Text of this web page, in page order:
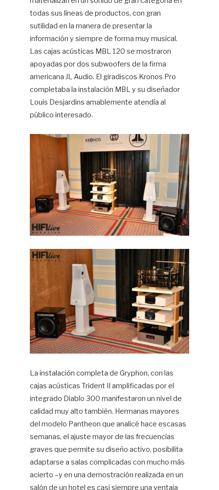
todas sus líneas de productos, con gran
sutilidad en la manera de presentar la
información y siempre de forma muy musical.
Las cajas acústicas MBL 120 se mostraron
apoyadas por dos subwoofers de la firma
americana JL Audio. El giradiscos Kronos Pro
completaba la instalación MBL y su diseñador
Louis Desjardins amablemente atendía al
público interesado.
La instalación completa de Gryphon, con las
cajas acústicas Trident II amplificadas por el
integrado Diablo 300 manifestaron un nivel de
calidad muy alto también. Hermanas mayores
del modelo Pantheon que analicé hace escasas
semanas, el ajuste mayor de las frecuencias
graves que permite su diseño activo, posibilita
adaptarse a salas complicadas con mucho más
acierto –y en una demostración realizada en un
salón de un hotel es casi siempre una ventaja